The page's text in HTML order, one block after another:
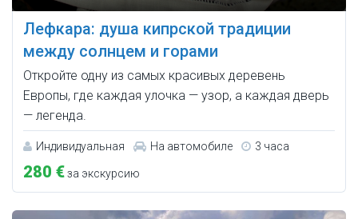
Лефкара: душа кипрской традиции
между солнцем и горами
Откройте одну из самых красивых деревень
Европы, где каждая улочка — узор, а каждая дверь
— легенда.
Индивидуальная На автомобиле 3 часа
280 €за экскурсию